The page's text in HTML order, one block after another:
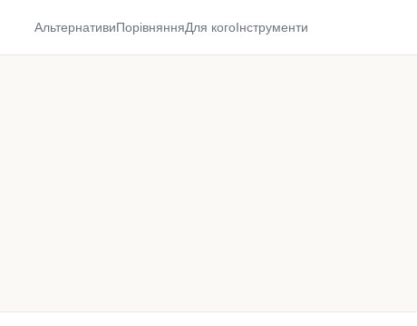
АльтернативиПорівнянняДля когоІнструменти